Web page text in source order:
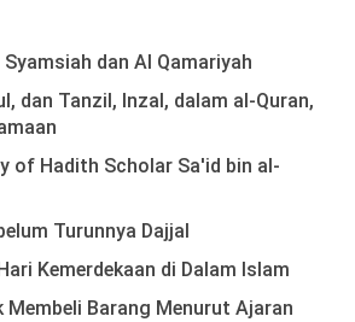
dan Al Qamariyah
dan Tanzil, Inzal, dalam al-Quran,
of Hadith Scholar Sa'id bin al-
Turunnya Dajjal
Kemerdekaan di Dalam Islam
Membeli Barang Menurut Ajaran